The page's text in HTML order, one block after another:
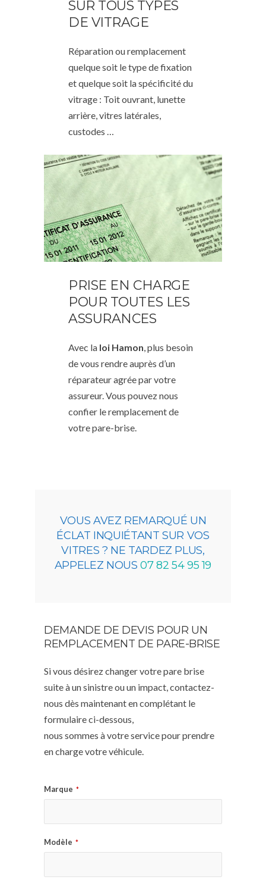
SUR TOUS TYPES
DE VITRAGE
Réparation ou remplacement
quelque soit le type de fixation
et quelque soit la spécificité du
vitrage : Toit ouvrant, lunette
arrière, vitres latérales,
custodes …
PRISE EN CHARGE
POUR TOUTES LES
ASSURANCES
Avec la loi Hamon, plus besoin
de vous rendre auprès d’un
réparateur agrée par votre
assureur. Vous pouvez nous
confier le remplacement de
votre pare-brise.
VOUS AVEZ REMARQUÉ UN
ÉCLAT INQUIÉTANT SUR VOS
VITRES ? NE TARDEZ PLUS,
APPELEZ NOUS07 82 54 95 19
DEMANDE DE DEVIS POUR UN
REMPLACEMENT DE PARE-BRISE
Si vous désirez changer votre pare brise
suite à un sinistre ou un impact, contactez-
nous dès maintenant en complétant le
formulaire ci-dessous,
nous sommes à votre service pour prendre
en charge votre véhicule.
Marque *
Modèle *